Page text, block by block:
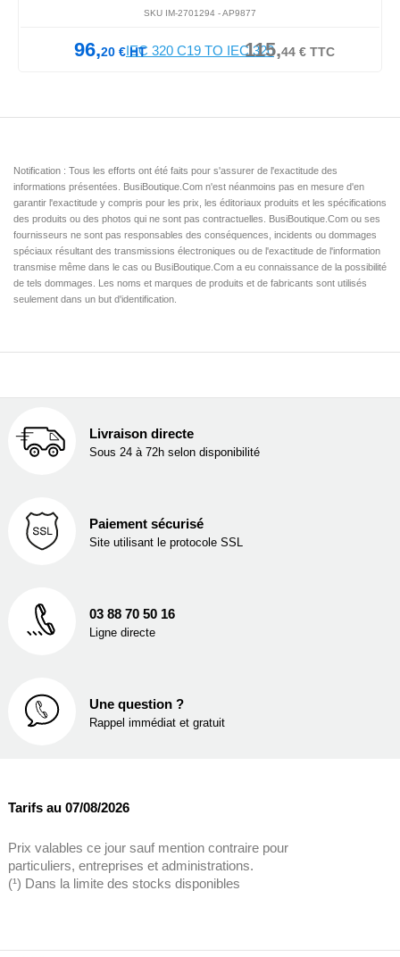
SKU IM-2701294 -AP9877
96,20 € HT 115,44 € TTC
Notification : Tous les efforts ont été faits pour s'assurer de l'exactitude des
informations présentées. BusiBoutique.Com n'est néanmoins pas en mesure d'en
garantir l'exactitude y compris pour les prix, les éditoriaux produits et les spécifications
des produits ou des photos qui ne sont pas contractuelles. BusiBoutique.Com ou ses
fournisseurs ne sont pas responsables des conséquences, incidents ou dommages
spéciaux résultant des transmissions électroniques ou de l'exactitude de l'information
transmise même dans le cas ou BusiBoutique.Com a eu connaissance de la possibilité
de tels dommages. Les noms et marques de produits et de fabricants sont utilisés
seulement dans un but d'identification.
Livraison directe
Sous 24 à 72h selon disponibilité
Paiement sécurisé
Site utilisant le protocole SSL
03 88 70 50 16
Ligne directe
Une question ?
Rappel immédiat et gratuit
Tarifs au 07/08/2026
Prix valables ce jour sauf mention contraire pour
particuliers, entreprises et administrations.
(¹) Dans la limite des stocks disponibles